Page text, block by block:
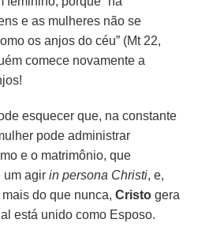
e as mulheres não se
os anjos do céu” (Mt 22,
comece novamente a
esquecer que, na constante
pode administrar
e o matrimônio, que
um agirin persona Christi, e,
mais do que nunca,Cristo gera
está unido como Esposo.